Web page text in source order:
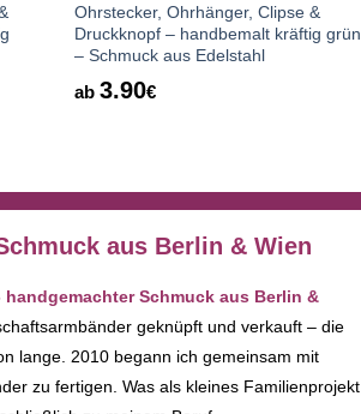
Ohrstecker, Ohrhänger, Clipse &
Druckknopf – handbemalt kräftig grün
– Schmuck aus Edelstahl
ab 3.90€
aus Berlin & Wien
handgemachter Schmuck aus Berlin &
geknüpft und verkauft – die
lange. 2010 begann ich gemeinsam mit
zu fertigen. Was als kleines Familienprojekt